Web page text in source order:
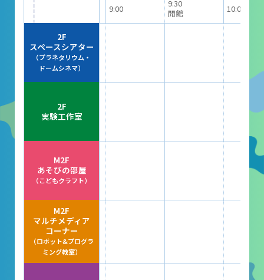
施設案内
フロアガイド
展望テラス・円形広場
スペースシアター
実験工作室
ミュージアムショップ
レストラン
あそびの部屋
マルチメディアコーナー
9:00
9:30
開館
10:00
2F
スペースシアター
（プラネタリウム・
ドームシネマ）
2F
実験工作室
M2F
あそびの部屋
（こどもクラフト）
M2F
マルチメディア
コーナー
（ロボット&プログラ
ミング教室）